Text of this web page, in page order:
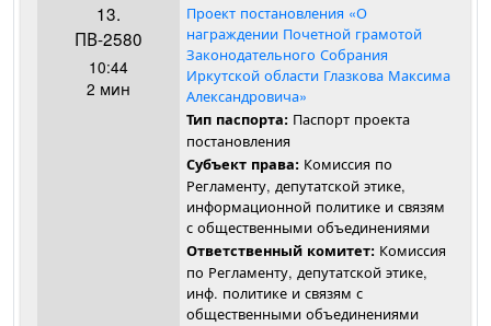
13.
ПВ-2580
10:44
2 мин
Проект постановления «О
награждении Почетной грамотой
Законодательного Собрания
Иркутской области Глазкова Максима
Александровича»
Тип паспорта: Паспорт проекта
постановления
Субъект права: Комиссия по
Регламенту, депутатской этике,
информационной политике и связям
с общественными объединениями
Ответственный комитет: Комиссия
по Регламенту, депутатской этике,
инф. политике и связям с
общественными объединениями